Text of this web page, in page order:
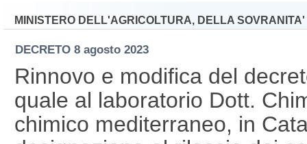
MINISTERO DELL'AGRICOLTURA, DELLA
DECRETO 8 agosto 2023
Rinnovo e modifica del
quale al laboratorio Dott.
chimico mediterraneo, in